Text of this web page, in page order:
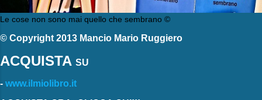
Le cose non sono mai quello che sembrano ©
© Copyright 2013 Mancio Mario Ruggiero
ACQUISTA SU
- www.ilmiolibro.it